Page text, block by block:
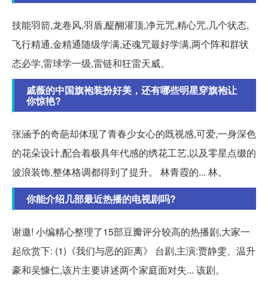
技能羽箭,龙卷风,羽盾,醍醐灌顶,净元咒,精心咒,几个状态,
飞行精通,金精通随级学满,还魂咒最好学满,两个阵和群状
态必学,雷球学一级,雷链和狂雷天威。
戚薇的中国旗袍装扮好美，还有哪些明星穿旗袍让
你惊艳?
张涵予的奇葩却体现了青春少女心的既视感,可爱,一身深色
的花朵设计,配合着极具年代感的绣花工艺,以及零星点缀的
波浪装饰,整体格调都得到了提升。 林青霞的... 林。
你能介绍几部最近热播的电视剧吗?
谢邀! 小编精心整理了15部豆瓣评分较高的热播剧,大家一
起欣赏下: (1)《我们与恶的距离》 台剧,主演:贾静雯、温升
豪和吴慷仁,该片主要讲述两个家庭面对失... 该剧。